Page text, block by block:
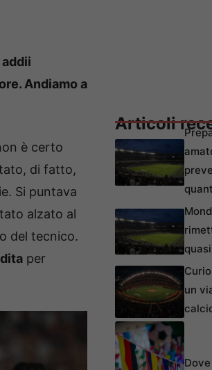
Andiamo a
è certo
di fatto,
Si puntava
alzato al
del tecnico.
per
Articoli
un